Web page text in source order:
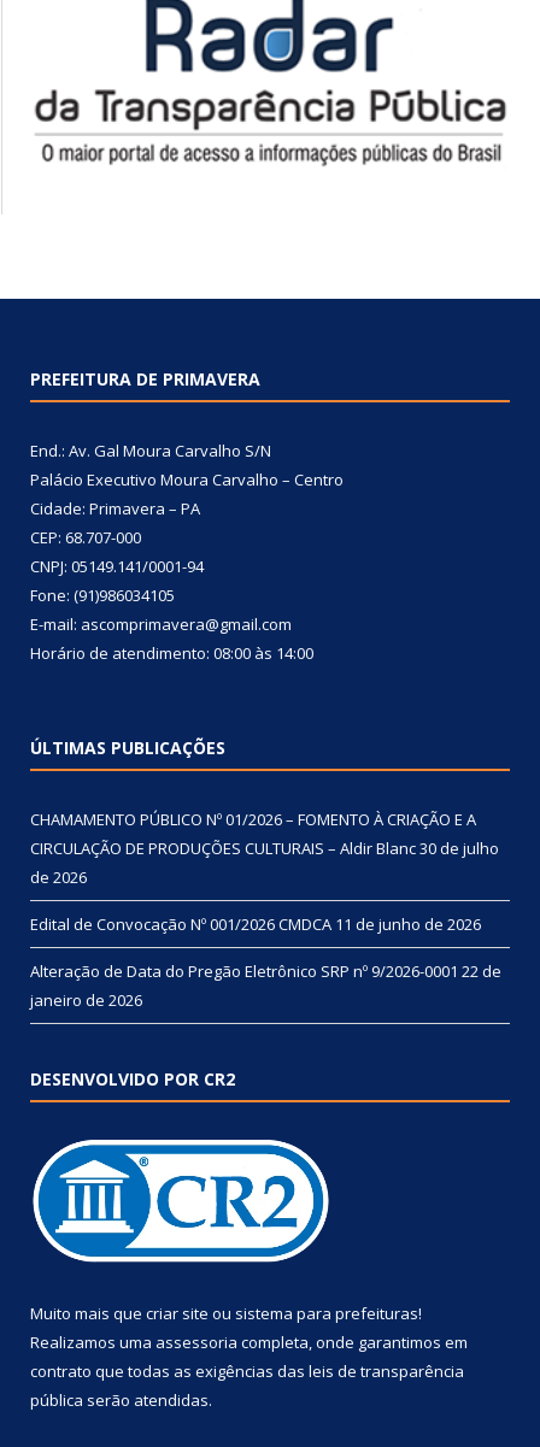
PREFEITURA DE PRIMAVERA
End.: Av. Gal Moura Carvalho S/N
Palácio Executivo Moura Carvalho – Centro
Cidade: Primavera – PA
CEP: 68.707-000
CNPJ: 05149.141/0001-94
Fone: (91)986034105
E-mail: ascomprimavera@gmail.com
Horário de atendimento: 08:00 às 14:00
ÚLTIMAS PUBLICAÇÕES
CHAMAMENTO PÚBLICO Nº 01/2026 – FOMENTO À CRIAÇÃO E A
CIRCULAÇÃO DE PRODUÇÕES CULTURAIS – Aldir Blanc30 de julho
de 2026
Edital de Convocação Nº 001/2026 CMDCA 11 de junho de 2026
Alteração de Data do Pregão Eletrônico SRP nº 9/2026-0001 22 de
janeiro de 2026
DESENVOLVIDO POR CR2
Muito mais que criar site ou sistema para prefeituras!
Realizamos uma assessoria completa, onde garantimos em
contrato que todas as exigências das leis de transparência
pública serão atendidas.